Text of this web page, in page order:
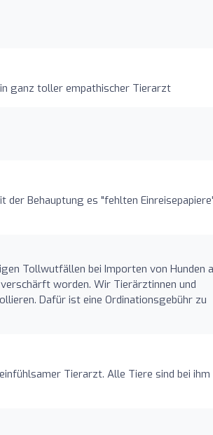
ganz toller empathischer Tierarzt
der Behauptung es "fehlten
Tollwutfällen bei Importen von Hunden
worden. Wir Tierärztinnen und
Dafür ist eine Ordinationsgebühr zu
Tierarzt. Alle Tiere sind bei ihm